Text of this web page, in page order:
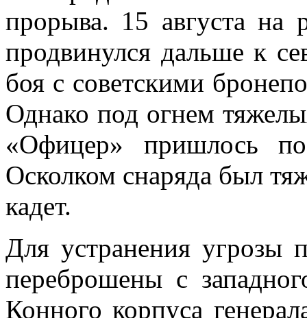
прорыва. 15 августа на
продвинулся дальше к
боя с советскими
Однако под огнем
«Офицер» пришлось
Осколком снаряда был
кадет.
Для устранения угрозы
переброшены с
Конного корпуса